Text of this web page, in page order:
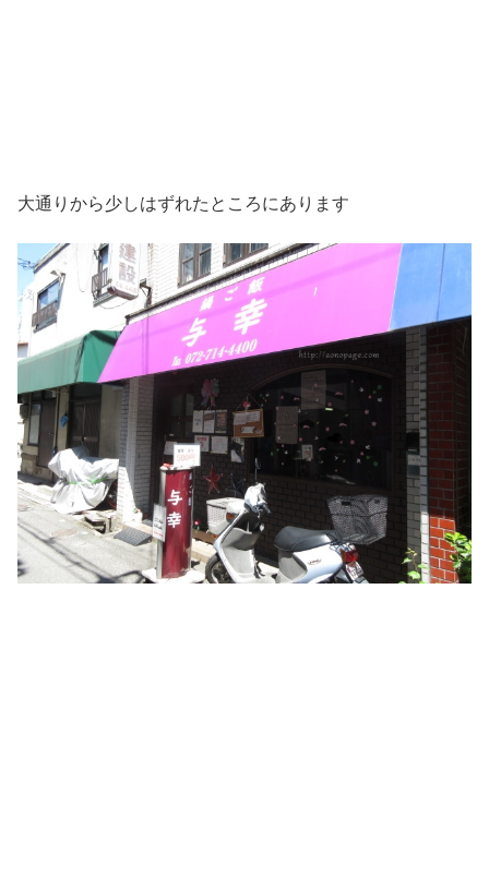
大通りから少しはずれたところにあります